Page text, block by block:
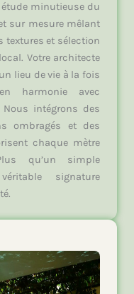
étude minutieuse du
sur mesure mêlant
textures et sélection
Votre architecte
lieu de vie à la fois
harmonie avec
Nous intégrons des
ombragés et des
chaque mètre
qu’un simple
signature